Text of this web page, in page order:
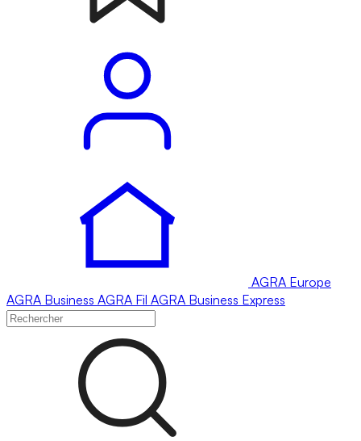
AGRA Europe
AGRA Business AGRA Fil AGRA Business Express